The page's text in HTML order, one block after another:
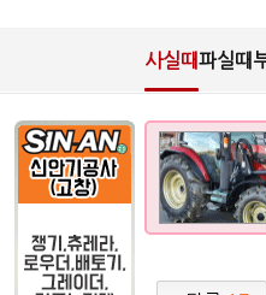
사실때파실때